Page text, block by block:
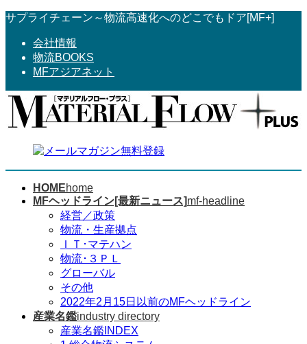
コ
へ
ス
ナ
ョ
ン
サプライチェーン～物流高速化へのどこでもドア[MF+]
会社情報
物流BOOKS
MFアジアネット
HOMEhome
MFヘッドライン[最新ニュース]mf-headline
経営／政策
物流・生産拠点
ＩＴ･マテハン
物流･３ＰＬ
グローバル
その他
2022年2月15日以前のMFヘッドライン
産業名鑑industry directory
産業名鑑INDEX